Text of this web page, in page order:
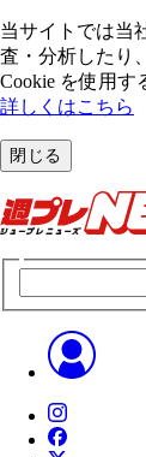
当サイトでは当
査・分析したり
Cookie を使⽤す
詳しくはこちら
閉じる